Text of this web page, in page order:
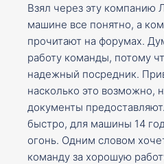
Взял через эту компанию
машине все понятно, а
прочитают на форумах.
работу команды, потому
надежный посредник.
насколько это возможно,
документы
быстро, для машины 14
огонь. Одним словом
команду за хорошую